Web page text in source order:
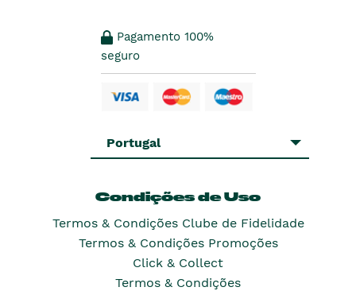
Pagamento 100%
seguro
Portugal
Condições de Uso
Termos & Condições Clube de Fidelidade
Termos & Condições Promoções
Click & Collect
Termos & Condições